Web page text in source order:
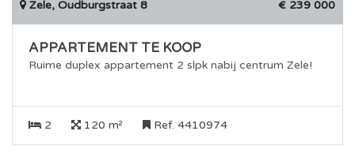
Zele, Oudburgstraat 8 € 239 000
APPARTEMENT TE KOOP
Ruime duplex appartement 2 slpk nabij centrum Zele!
2 120 m² Ref. 4410974